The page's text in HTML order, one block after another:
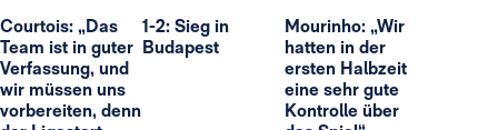
Courtois: „Das
Team ist in guter
Verfassung, und
wir müssen uns
vorbereiten, denn
1-2: Sieg in
Budapest
Mourinho: „Wir
hatten in der
ersten Halbzeit
eine sehr gute
Kontrolle über